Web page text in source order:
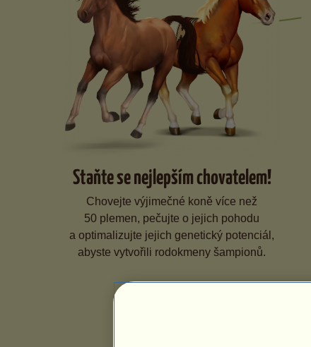
Staňte se nejlepším chovatelem!
Chovejte výjimečné koně více než
50 plemen, pečujte o jejich pohodu
a optimalizujte jejich genetický potenciál,
abyste vytvořili rodokmeny šampionů.